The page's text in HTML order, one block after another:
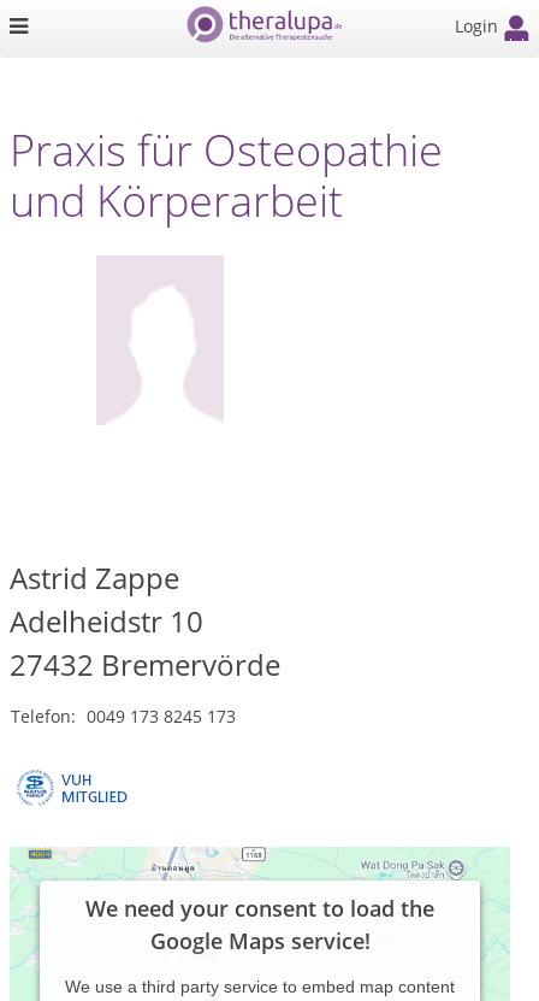
Login
Praxis für Osteopathie
und Körperarbeit
Astrid Zappe
Adelheidstr 10
27432 Bremervörde
Telefon: 0049 173 8245 173
We need your consent to load the
Google Maps service!
We use a third party service to embed map content